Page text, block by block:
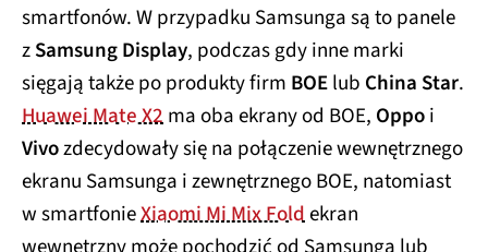
smartfonów. W przypadku Samsunga są to panele
zSamsung Display, podczas gdy inne marki
sięgają także po produkty firm BOElub China Star.
Huawei Mate X2 ma oba ekrany od BOE, Oppoi
Vivozdecydowały się na połączenie wewnętrznego
ekranu Samsunga i zewnętrznego BOE, natomiast
w smartfonieXiaomi Mi Mix Foldekran
wewnętrzny może pochodzić od Samsunga lub